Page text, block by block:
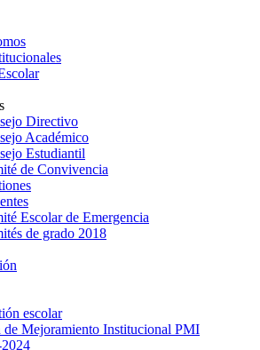
Directivo
Académico
Estudiantil
de Convivencia
Escolar de Emergencia
de grado 2018
escolar
de Mejoramiento Institucional PMI